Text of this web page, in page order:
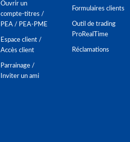
Ouvrir un
compte-titres /
PEA / PEA-PME
Espace client /
Accès client
Parrainage /
Inviter un ami
Formulaires clients
Outil de trading
ProRealTime
Réclamations